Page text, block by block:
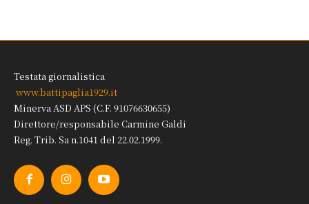
Testata giornalistica
www.battipaglia1929.it
Minerva ASD APS (C.F. 91076630655)
Direttore/responsabile Carmine Galdi
Reg. Trib. Sa n.1041 del 22.02.1999.